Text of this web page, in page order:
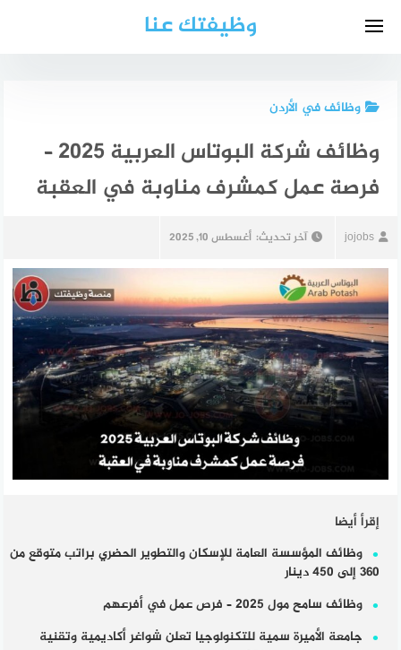
وظيفتك عنا
وظائف في الأردن
وظائف شركة البوتاس العربية 2025 –
فرصة عمل كمشرف مناوبة في العقبة
jojobs آخر تحديث: أغسطس 10, 2025
إقرأ أيضا
وظائف المؤسسة العامة للإسكان والتطوير الحضري براتب متوقع من
360 إلى 450 دينار
وظائف سامح مول 2025 – فرص عمل في أفرعهم
جامعة الأميرة سمية للتكنولوجيا تعلن شواغر أكاديمية وتقنية